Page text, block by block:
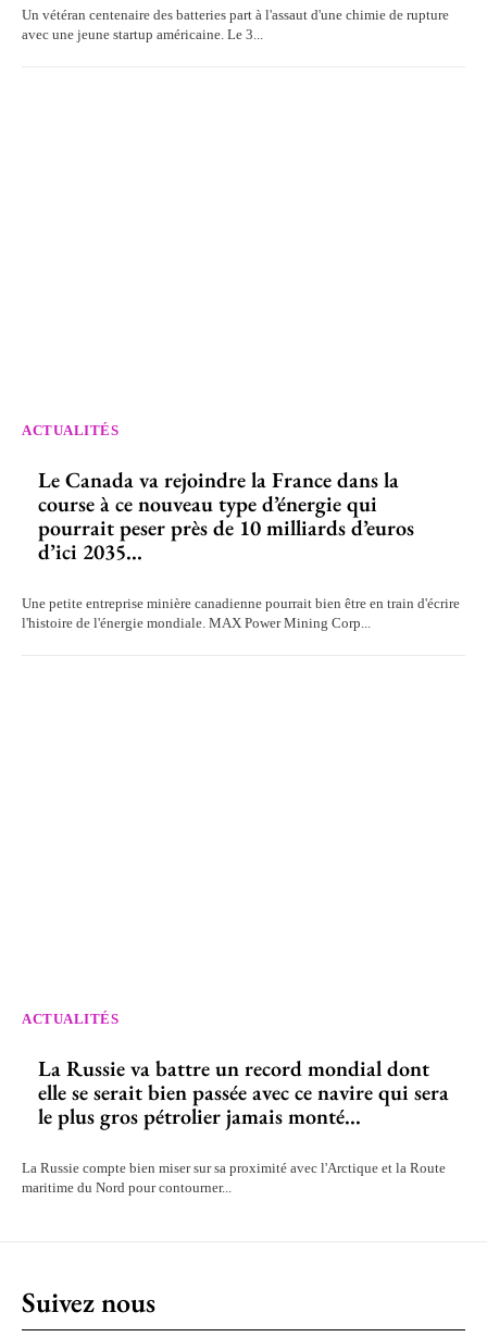
Un vétéran centenaire des batteries part à l'assaut d'une chimie de rupture
avec une jeune startup américaine. Le 3...
ACTUALITÉS
Le Canada va rejoindre la France dans la
course à ce nouveau type d’énergie qui
pourrait peser près de 10 milliards d’euros
d’ici 2035...
Une petite entreprise minière canadienne pourrait bien être en train d'écrire
l'histoire de l'énergie mondiale. MAX Power Mining Corp...
ACTUALITÉS
La Russie va battre un record mondial dont
elle se serait bien passée avec ce navire qui sera
le plus gros pétrolier jamais monté...
La Russie compte bien miser sur sa proximité avec l'Arctique et la Route
maritime du Nord pour contourner...
Suivez nous